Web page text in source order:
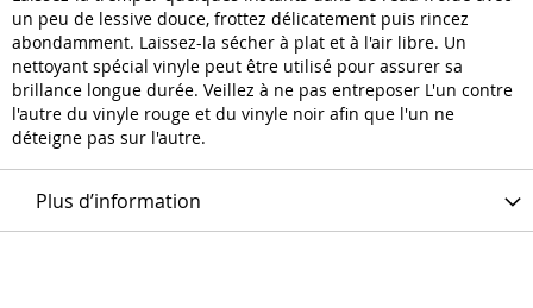
un peu de lessive douce, frottez délicatement puis rincez
abondamment. Laissez-la sécher à plat et à l'air libre. Un
nettoyant spécial vinyle peut être utilisé pour assurer sa
brillance longue durée. Veillez à ne pas entreposer L'un contre
l'autre du vinyle rouge et du vinyle noir afin que l'un ne
déteigne pas sur l'autre.
Plus d’information